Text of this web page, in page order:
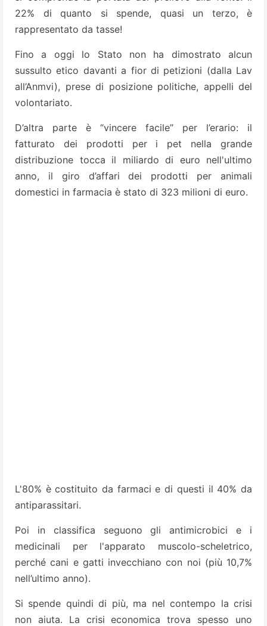
22% di quanto si spende, quasi un terzo, è
rappresentato da tasse!
Fino a oggi lo Stato non ha dimostrato alcun
sussulto etico davanti a fior di petizioni (dalla Lav
all’Anmvi), prese di posizione politiche, appelli del
volontariato.
D’altra parte è “vincere facile” per l’erario: il
fatturato dei prodotti per i pet nella grande
distribuzione tocca il miliardo di euro nell'ultimo
anno, il giro d’affari dei prodotti per animali
domestici in farmacia è stato di 323 milioni di euro.
L'80% è costituito da farmaci e di questi il 40% da
antiparassitari.
Poi in classifica seguono gli antimicrobici e i
medicinali per l'apparato muscolo-scheletrico,
perché cani e gatti invecchiano con noi (più 10,7%
nell’ultimo anno).
Si spende quindi di più, ma nel contempo la crisi
non aiuta. La crisi economica trova spesso uno